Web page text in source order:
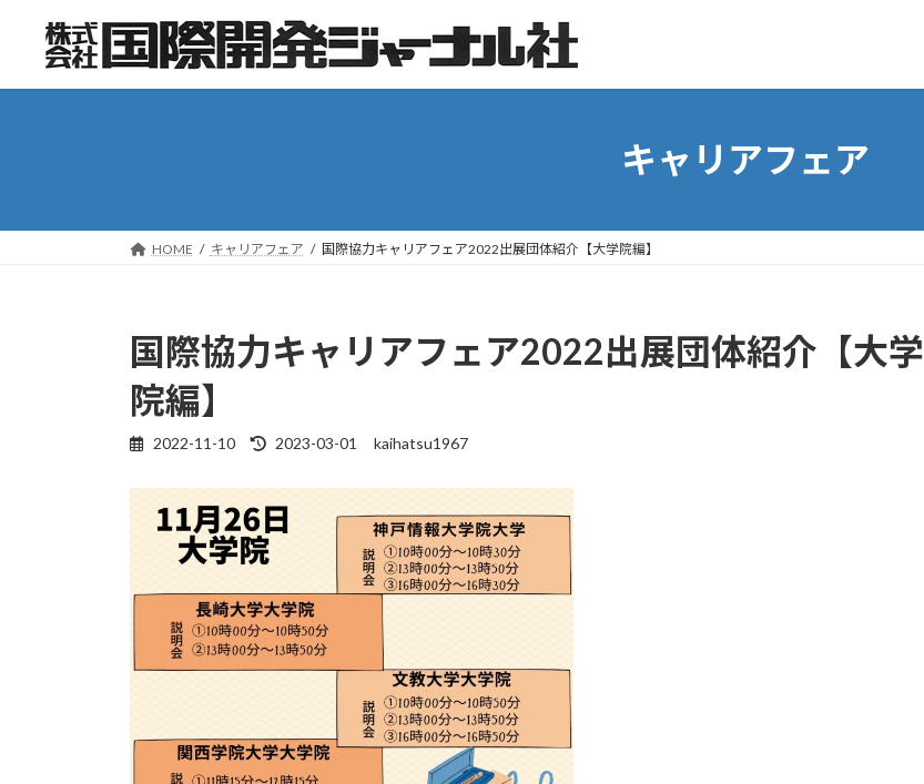
ン
ッ
ー
移
キャリアフェア
HOME キャリアフェア 国際協力キャリアフェア2022出展団体紹介【大学院編】
国際協力キャリアフェア2022出展団体紹介【大学
院編】
2022-11-10
最
更
新
日
2023-03-01 kaihatsu1967